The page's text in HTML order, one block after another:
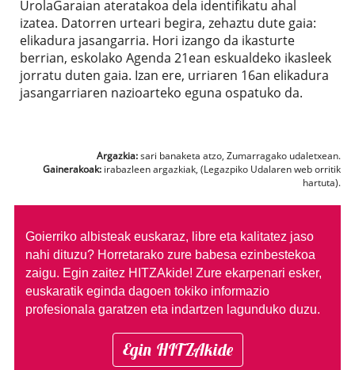
UrolaGaraian ateratakoa dela identifikatu ahal
izatea. Datorren urteari begira, zehaztu dute gaia:
elikadura jasangarria. Hori izango da ikasturte
berrian, eskolako Agenda 21ean eskualdeko ikasleek
jorratu duten gaia. Izan ere, urriaren 16an elikadura
jasangarriaren nazioarteko eguna ospatuko da.
Argazkia:sari banaketa atzo, Zumarragako udaletxean.
Gainerakoak: irabazleen argazkiak, (Legazpiko Udalaren web orritik
hartuta).
Goierriko albisteak euskaraz, libre eta kalitatez jaso
nahi dituzu? Horretarako zure babesa ezinbestekoa
zaigu. Egin zaitez HITZAkide! Zure ekarpenari esker,
euskaratik eginda dagoen tokiko informazio
profesionala garatzen eta indartzen lagunduko duzu.
Egin HITZAkide